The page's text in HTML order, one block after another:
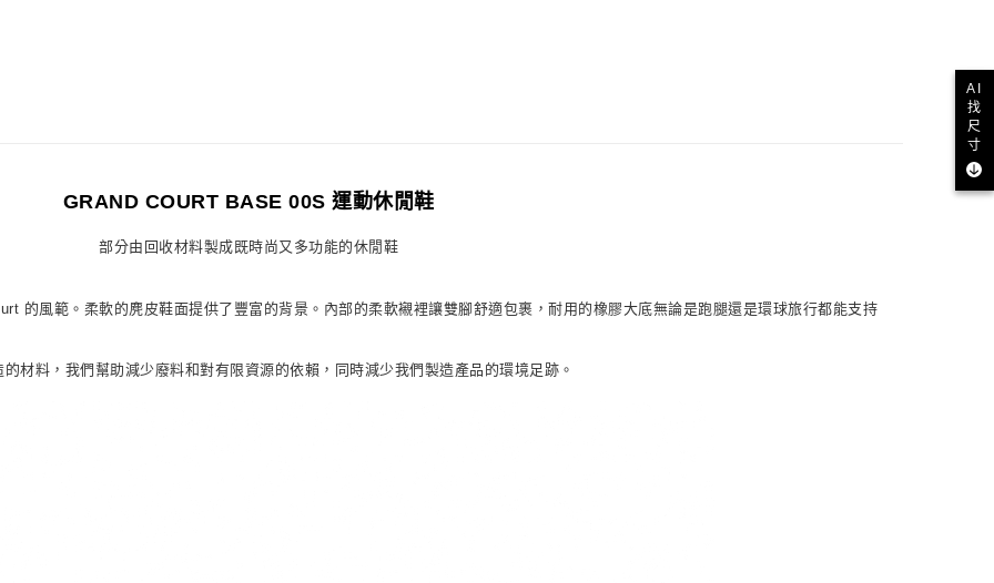
每筆NT$80，滿NT$1,500(含以上)免運費
GRAND COURT BASE 00S 運動休閒鞋
部分由回收材料製成既時尚又多功能的休閒鞋
的風範。柔軟的麂皮鞋面提供了豐富的背景。內部的柔軟襯裡讓雙腳舒適包裹，耐用的橡膠大底無論是跑腿還是環球旅行都能支持
材料，我們幫助減少廢料和對有限資源的依賴，同時減少我們製造產品的環境足跡。
AI
找
尺
寸